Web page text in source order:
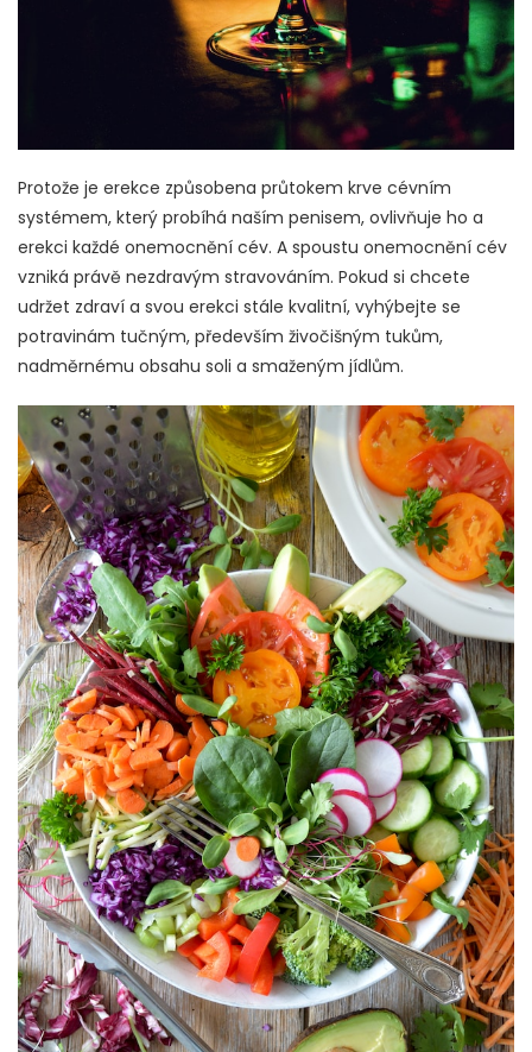
Protože je erekce způsobena průtokem krve cévním
systémem, který probíhá naším penisem, ovlivňuje ho a
erekci každé onemocnění cév. A spoustu onemocnění cév
vzniká právě nezdravým stravováním. Pokud si chcete
udržet zdraví a svou erekci stále kvalitní, vyhýbejte se
potravinám tučným, především živočišným tukům,
nadměrnému obsahu soli a smaženým jídlům.